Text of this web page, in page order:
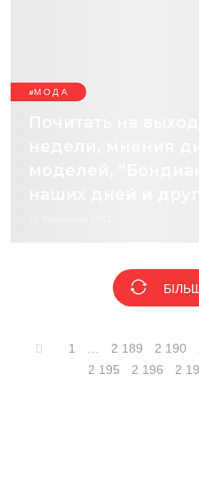
МОДА
Почитать на
моделей,
1 2 189 2 190
2 195
2 196 2